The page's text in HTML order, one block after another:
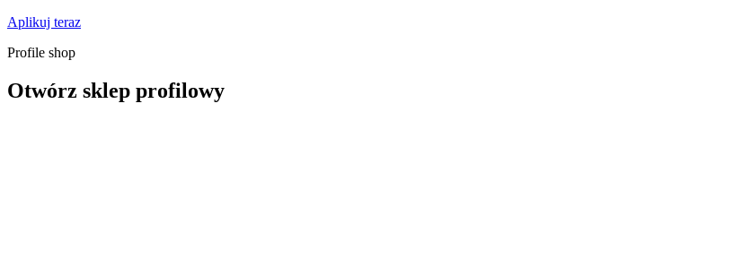
Aplikuj teraz
Profile shop
Otwórz sklep profilowy